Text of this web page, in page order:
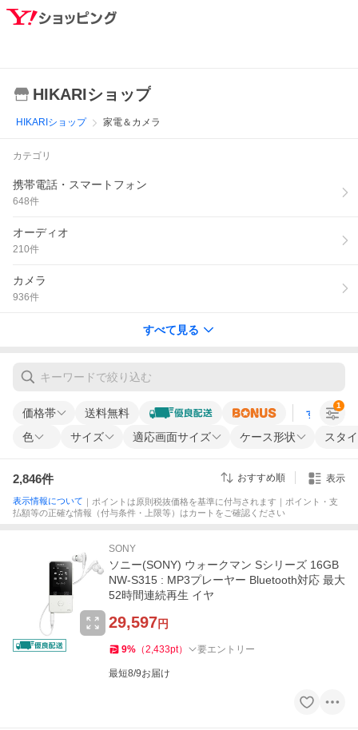
HIKARIショップ
HIKARIショップ 家電＆カメラ
カテゴリ
携帯電話・スマートフォン
648件
オーディオ
210件
カメラ
936件
すべて見る
価格帯 送料無料 すべての条
色 サイズ 適応画面サイズ ケース形状 スタ
1
2,846件 おすすめ順 表示
表示情報について ｜ポイントは原則税抜価格を基準に付与されます｜ポイント・支
払額等の正確な情報（付与条件・上限等）はカートをご確認ください
SONY
ソニー(SONY) ウォークマン Sシリーズ 16GB
NW-S315 : MP3プレーヤー Bluetooth対応 最大
52時間連続再生 イヤ
29,597円
9% （2,433pt） 要エントリー
最短8/9お届け